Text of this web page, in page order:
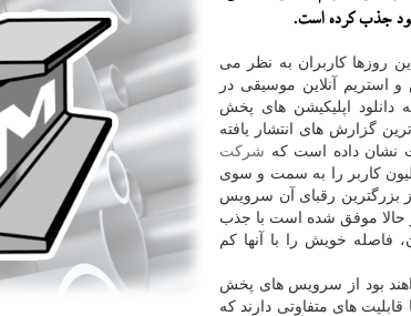
روزها كاربران به نظر می
استریم آنلاین موسیقی در
دانلود اپلیكیشن های پخش
ترین گزارش های انتشار یافته
نشان داده است كه شركت
توانسته است تابحال بالغ بر ۵۵ میلیون كاربر را به سمت و سوی
بزرگترین رقبای آن سرویس
حالا موفق شده است با جذب
فاصله خویش را با آنها كم
بود از سرویس های پخش
قابلیت های متفاوتی دارند كه